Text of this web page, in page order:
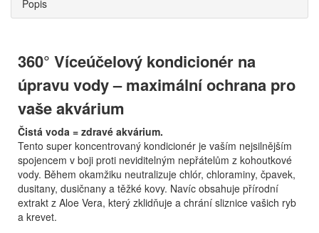
Popis
360° Víceúčelový kondicionér na
úpravu vody – maximální ochrana pro
vaše akvárium
Čistá voda = zdravé akvárium.
Tento super koncentrovaný kondicionér je vaším nejsilnějším
spojencem v boji proti neviditelným nepřátelům z kohoutkové
vody. Během okamžiku neutralizuje chlór, chloraminy, čpavek,
dusitany, dusičnany a těžké kovy. Navíc obsahuje přírodní
extrakt z Aloe Vera, který zklidňuje a chrání sliznice vašich ryb
a krevet.